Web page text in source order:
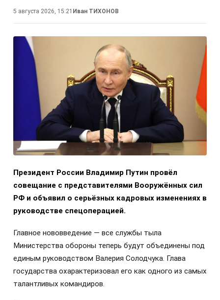
5 августа 2026, 15:21 Иван ТИХОНОВ
Президент России Владимир Путин провёл
совещание с представителями Вооружённых сил
РФ и объявил о серьёзных кадровых изменениях в
руководстве спецоперацией.
Главное нововведение — все службы тыла
Министерства обороны теперь будут объединены под
единым руководством Валерия Солодчука. Глава
государства охарактеризовал его как одного из самых
талантливых командиров.